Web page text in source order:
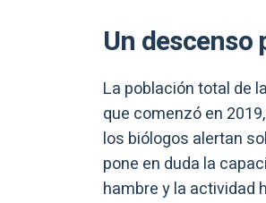
Un
La población total de
que comenzó en
los biólogos alertan
pone en duda la
hambre y la actividad